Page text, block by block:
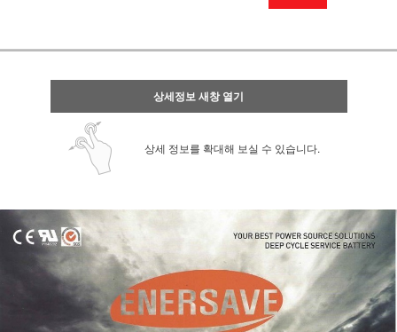
상세정보 새창 열기
상세 정보를 확대해 보실 수 있습니다.